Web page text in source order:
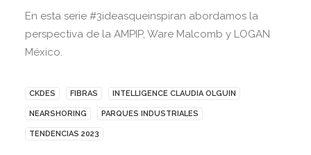
En esta serie #3ideasqueinspiran abordamos la
perspectiva de la AMPIP, Ware Malcomb y LOGAN
México.
CKDES FIBRAS INTELLIGENCE CLAUDIA OLGUIN
NEARSHORING PARQUES INDUSTRIALES
TENDENCIAS 2023